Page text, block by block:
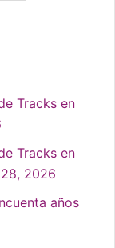
Tracks en
Tracks en
2026
años